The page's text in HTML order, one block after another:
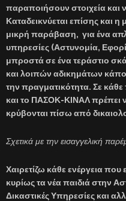
παραποιήσουν στοιχεία και
Καταδεικνύεται επίσης και η
μικρή παράβαση, για ένα
υπηρεσίες (Αστυνομία,
μπροστά σε ένα τεράστιο
και λοιπών αδικημάτων
την πραγματικότητα. Σε
και το ΠΑΣΟΚ-ΚΙΝΑΛ πρέπει
κρύβονται πίσω από
Σχετικά με την εισαγγελική
Χαιρετίζω κάθε ενέργεια που
κυρίως τα νέα παιδιά στην
Δικαστικές Υπηρεσίες και